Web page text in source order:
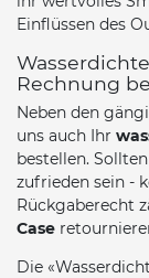
Einflüssen des
Rechnung
Neben den
uns auch Ihr
bestellen.
zufrieden sein -
Rückgaberecht
Case
Die